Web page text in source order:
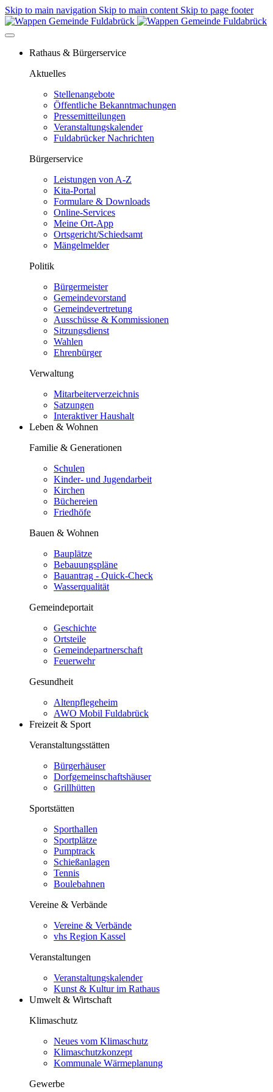
Skip to main navigation Skip to main content Skip to page footer
Rathaus & Bürgerservice
Aktuelles
Stellenangebote
Öffentliche Bekanntmachungen
Pressemitteilungen
Veranstaltungskalender
Fuldabrücker Nachrichten
Bürgerservice
Leistungen von A-Z
Kita-Portal
Formulare & Downloads
Online-Services
Meine Ort-App
Ortsgericht/Schiedsamt
Mängelmelder
Politik
Bürgermeister
Gemeindevorstand
Gemeindevertretung
Ausschüsse & Kommissionen
Sitzungsdienst
Wahlen
Ehrenbürger
Verwaltung
Mitarbeiterverzeichnis
Satzungen
Interaktiver Haushalt
Leben & Wohnen
Familie & Generationen
Schulen
Kinder- und Jugendarbeit
Kirchen
Büchereien
Friedhöfe
Bauen & Wohnen
Bauplätze
Bebauungspläne
Bauantrag - Quick-Check
Wasserqualität
Gemeindeportait
Geschichte
Ortsteile
Gemeindepartnerschaft
Feuerwehr
Gesundheit
Altenpflegeheim
AWO Mobil Fuldabrück
Freizeit & Sport
Veranstaltungsstätten
Bürgerhäuser
Dorfgemeinschaftshäuser
Grillhütten
Sportstätten
Sporthallen
Sportplätze
Pumptrack
Schießanlagen
Tennis
Boulebahnen
Vereine & Verbände
Vereine & Verbände
vhs Region Kassel
Veranstaltungen
Veranstaltungskalender
Kunst & Kultur im Rathaus
Umwelt & Wirtschaft
Klimaschutz
Neues vom Klimaschutz
Klimaschutzkonzept
Kommunale Wärmeplanung
Gewerbe